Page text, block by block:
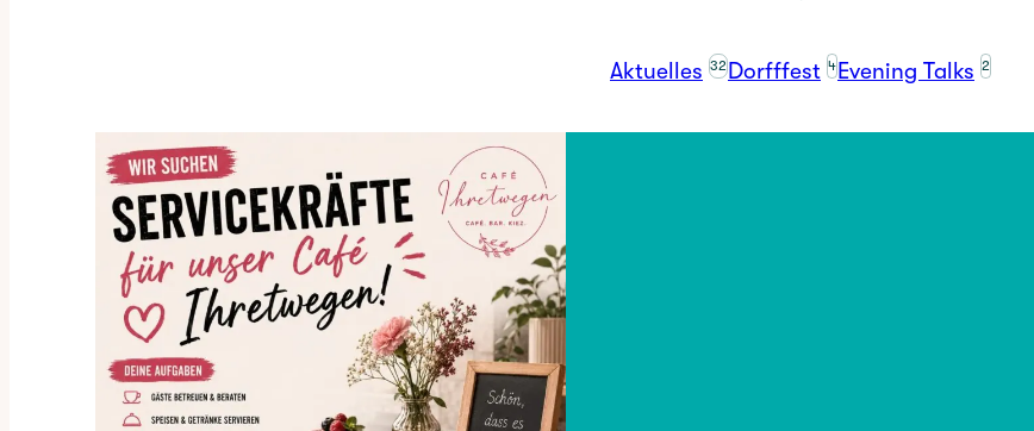
Aktuelles 32 Dorfffest 4 Evening Talks 2